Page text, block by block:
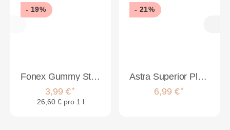
- 19%
Fonex Gummy Styling Wax Matte Finish 150ml
3,99 €*
26,60 € pro 1 l
- 21%
Astra Superior Platinum Double Edge Rasierklingen 100 Stück
6,99 €*